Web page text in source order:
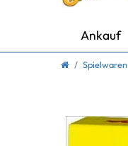
Ankauf
Spielwaren